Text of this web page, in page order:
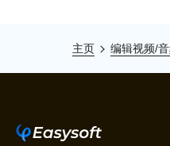
主页 编辑视频/